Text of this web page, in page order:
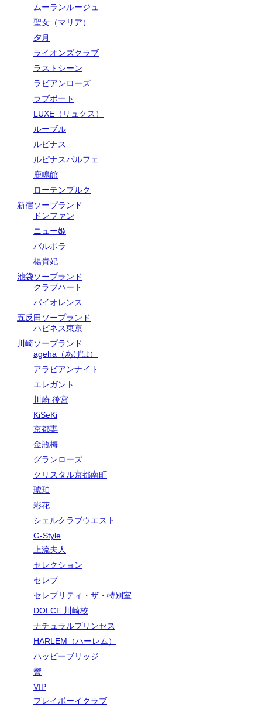
ムーランルージュ
聖女（マリア）
夕月
ライオンズクラブ
ラストシーン
ラビアンローズ
ラブボート
LUXE（リュクス）
ルーブル
ルピナス
ルピナスパルフェ
鹿鳴館
ローテンブルク
新宿ソープランド
ドンファン
ニュー姫
バルボラ
楊貴妃
池袋ソープランド
クラブハート
バイオレンス
五反田ソープランド
ハピネス東京
川崎ソープランド
ageha（あげは）
アラビアンナイト
エレガント
川崎 後宮
KiSeKi
京都妻
金瓶梅
グランローズ
クリスタル京都南町
琥珀
彩花
シェルクラブウエスト
G-Style
上流夫人
セレクション
セレブ
セレブリティ・ザ・特別室
DOLCE 川崎校
ナチュラルプリンセス
HARLEM（ハーレム）
ハッピーブリッジ
響
VIP
プレイボーイクラブ